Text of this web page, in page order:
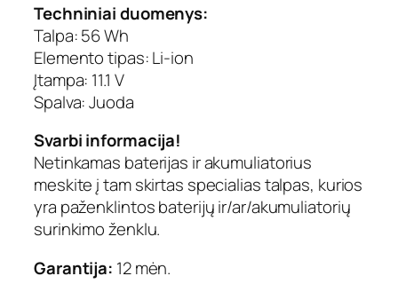
Techniniai duomenys:
Talpa: 56 Wh
Elemento tipas: Li-ion
Įtampa: 11.1 V
Spalva: Juoda
Svarbi informacija!
Netinkamas baterijas ir akumuliatorius
meskite į tam skirtas specialias talpas, kurios
yra paženklintos baterijų ir/ar/akumuliatorių
surinkimo ženklu.
Garantija: 12 mėn.